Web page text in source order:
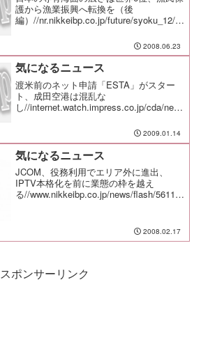
護から漁業振興へ転換を（後
編）//nr.nikkeibp.co.jp/future/syoku_12/タ
人々//www.nikkeibp.co.jp/sj/2/column/ea/.
..
2008.06.23
気になるニュース
渡米前のネット申請「ESTA」がスター
ト、成田空港は混乱な
し//internet.watch.impress.co.jp/cda/new
2009.01.14
気になるニュース
JCOM、役務利用でエリア外に進出、
IPTV本格化を前に業態の枠を越え
る//www.nikkeibp.co.jp/news/flash/56111
2008.02.17
スポンサーリンク